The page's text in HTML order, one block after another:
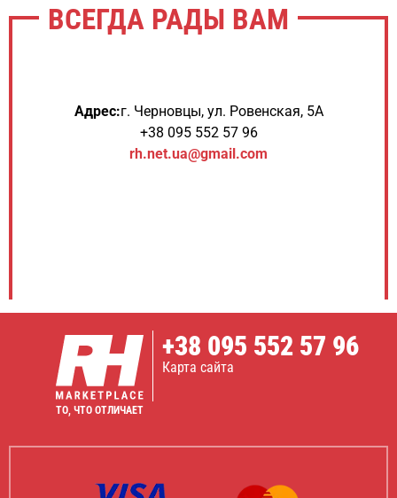
ВСЕГДА РАДЫ ВАМ
Адрес:г. Черновцы, ул. Ровенская, 5А
+38 095 552 57 96
rh.net.ua@gmail.com
ТО, ЧТО ОТЛИЧАЕТ
+38 095 552 57 96
Карта сайта